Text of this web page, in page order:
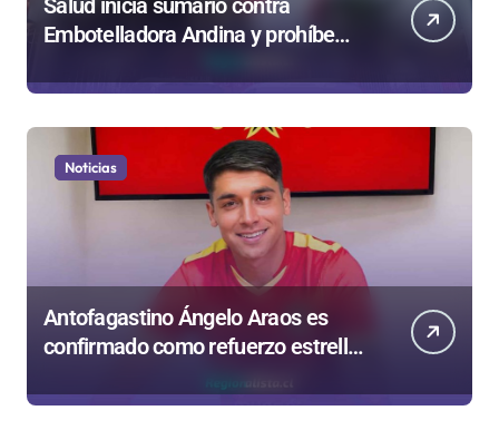
Salud inicia sumario contra
Embotelladora Andina y prohíbe
laborales
Noticias
Antofagastino Ángelo Araos es
confirmado como refuerzo estrella